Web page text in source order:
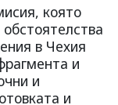
която
в Чехия
и
и
и